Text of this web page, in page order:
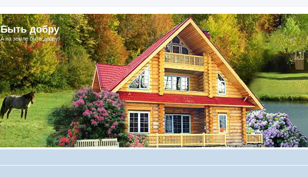
Быть добру
А на земле быть добру!